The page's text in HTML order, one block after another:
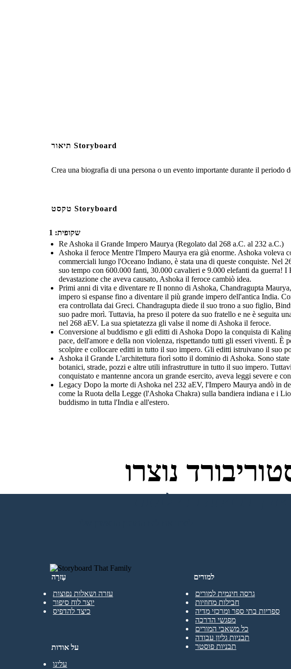
תיאור Storyboard
Crea una biografia di una persona o un evento importante durante il periodo
טקסט Storyboard
שקופית: 1
Re Ashoka il Grande Impero Maurya (Regolato dal 268 a.C. al 232 a.C.)
Ashoka il feroce Mentre l'Impero Maurya era già enorme. Ashoka voleva
commerciali lungo l'Oceano Indiano, è stata una di queste conquiste. Nel
suo tempo con 600.000 fanti, 30.000 cavalieri e 9.000 elefanti da
devastazione che aveva causato, Ashoka il feroce cambiò idea.
Primi anni di vita e diventare re Il nonno di Ashoka, Chandragupta
impero si espanse fino a diventare il più grande impero dell'antica India.
era controllata dai Greci. Chandragupta diede il suo trono a suo figlio,
suo padre morì. Tuttavia, ha preso il potere da suo fratello e ne è seguita
nel 268 aEV. La sua spietatezza gli valse il nome di Ashoka il feroce.
Conversione al buddismo e gli editti di Ashoka Dopo la conquista di
pace, dell'amore e della non violenza, rispettando tutti gli esseri viventi. È
scolpire e collocare editti in tutto il suo impero. Gli editti istruivano il suo
Ashoka il Grande L'architettura fiorì sotto il dominio di Ashoka. Sono
botanici, strade, pozzi e altre utili infrastrutture in tutto il suo impero.
conquistato e mantenne ancora un grande esercito, aveva leggi severe e
Legacy Dopo la morte di Ashoka nel 232 aEV, l'Impero Maurya andò in
come la Ruota della Legge (l'Ashoka Chakra) sulla bandiera indiana e i
buddismo in tutta l'India e all'estero.
נוצרו
עֶזרָה
עזרה ושאלות נפוצות
יוצר לוח סיפור
כיצד להדפיס
למורים
גרסה חינמית למורים
חבילות מחוזיות
ספריות בתי ספר ומרכזי מדיה
מפגשי הדרכה
כל משאבי המורים
תבניות גליון עבודה
תבניות פוסטר
על אודות
עלינו